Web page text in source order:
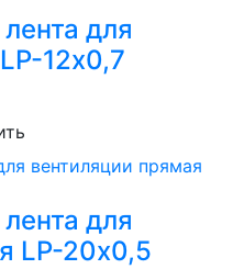
для
12х0,7
для
LP-20х0,5